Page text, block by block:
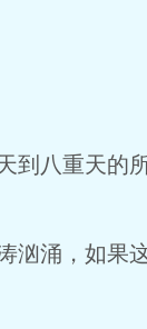
八重天的所
涌，如果这